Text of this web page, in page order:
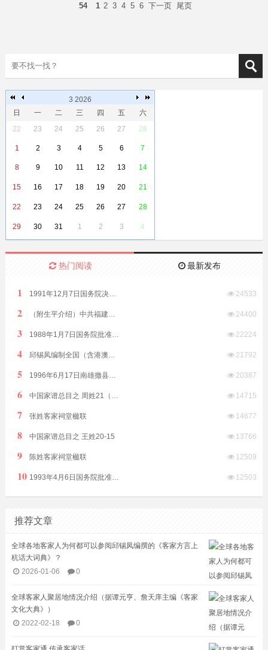
54 1 2 3 4 5 6 下一页 尾页
3 2026
日
一 二 三 四 五
六
22
23 24 25 26 27 28
1 2 3 4 5 6 7
8 9 10 11 12 13 14
15 16 17 18 19 20 21
22 23 24 25 26 27 28
29 30 31 1 2 3 4
热门阅读 最新发布
1 1991年12月7日国务院决定原汕头市饶平县划归潮州市管辖 24533
2 （附生平介绍）中共福建省委原副书记、福建省政协原副主席林开钦同志2022年8月15日在福州逝世享年89岁 24400
3 1988年1月7日国务院批准析江门市阳江、阳春两县置阳江地级市 22224
4 邱锡凤编制全国（含港澳台）客家方言分布全表（征求意见稿）2019年8月12日发布 21792
5 1996年6月17日南雄撤县改市隶属广东省由韶关市代管 20387
6 中国家谱总目之 周姓21（江西） 14715
7 张姓客家祠堂楹联 14677
8 中国家谱总目之 王姓20-15 13766
9 陈姓客家祠堂楹联 12509
10 1993年4月6日国务院批准普宁撤县设市（县级）由揭阳市代管 12503
推荐文章
全球各地客家人为何都可以参阅邱锡凤编撰的《客家方言上
杭话大词典》？
2026-01-06
0
全球客家人聚居地情况介绍（据谭元亨、詹天庠主编《客家
文化大典》）
2022-02-18
0